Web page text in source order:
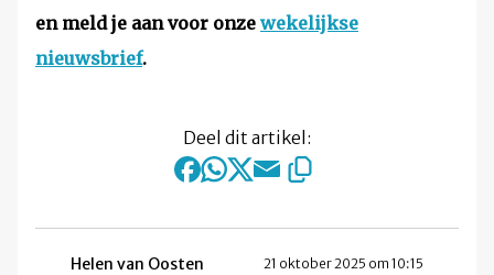
en meld je aan voor onze wekelijkse
nieuwsbrief.
Deel dit artikel:
Helen van Oosten 21 oktober 2025 om 10:15